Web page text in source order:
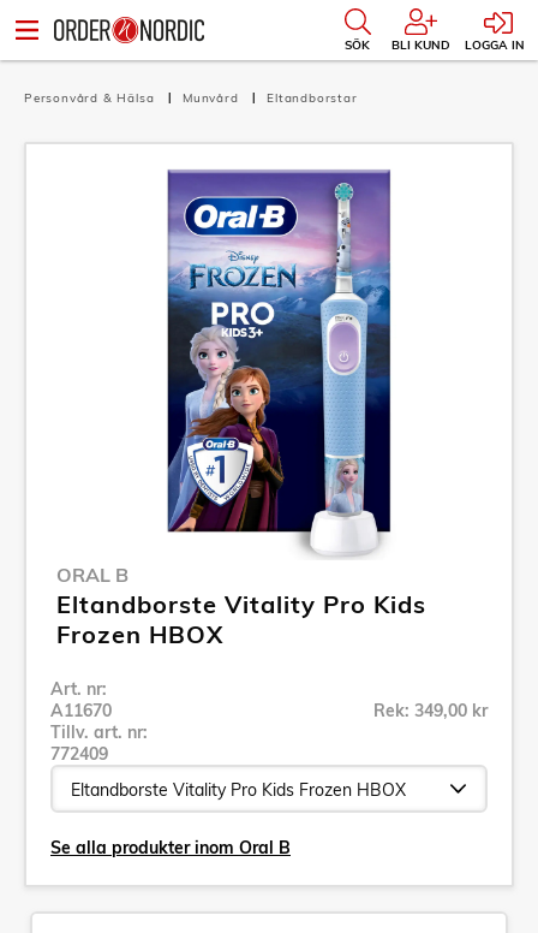
SÖK BLI KUND LOGGA IN
Personvård & Hälsa Munvård Eltandborstar
ORAL B
Eltandborste Vitality Pro Kids
Frozen HBOX
Art. nr:
A11670
Tillv. art. nr:
772409
Rek: 349,00 kr
Se alla produkter inom Oral B